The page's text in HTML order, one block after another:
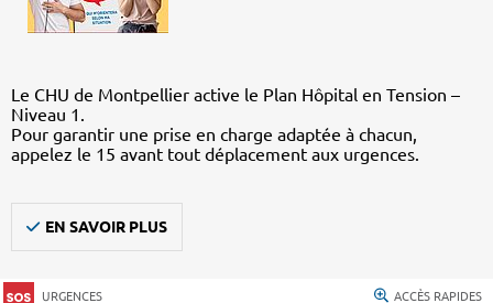
Le CHU de Montpellier active le Plan Hôpital en Tension –
Niveau 1.
Pour garantir une prise en charge adaptée à chacun,
appelez le 15 avant tout déplacement aux urgences.
EN SAVOIR PLUS
URGENCES ACCÈS RAPIDES